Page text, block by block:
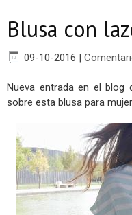
Blusa con
09-10-2016 |
Nueva entrada en el blog
sobre esta blusa para